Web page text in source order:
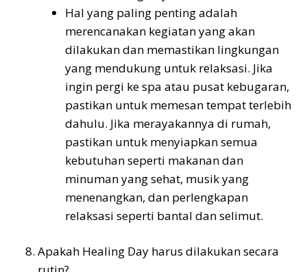
Hal yang paling penting adalah
merencanakan kegiatan yang akan
dilakukan dan memastikan lingkungan
yang mendukung untuk relaksasi. Jika
ingin pergi ke spa atau pusat kebugaran,
pastikan untuk memesan tempat terlebih
dahulu. Jika merayakannya di rumah,
pastikan untuk menyiapkan semua
kebutuhan seperti makanan dan
minuman yang sehat, musik yang
menenangkan, dan perlengkapan
relaksasi seperti bantal dan selimut.
Apakah Healing Day harus dilakukan secara